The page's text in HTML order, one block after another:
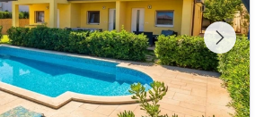
Schauen Sie sich die
gesamte Galerie